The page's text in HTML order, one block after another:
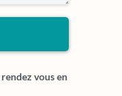
rendez vous en